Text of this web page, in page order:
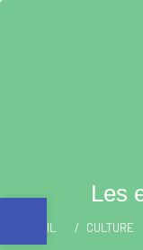
Les
ACCUEIL CULTURE
Ouvrir la